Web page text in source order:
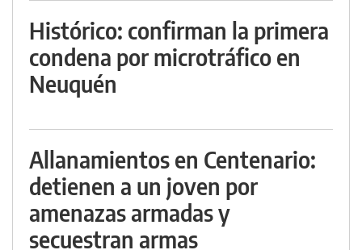
Histórico: confirman la primera
condena por microtráfico en
Neuquén
Allanamientos en Centenario:
detienen a un joven por
amenazas armadas y
secuestran armas